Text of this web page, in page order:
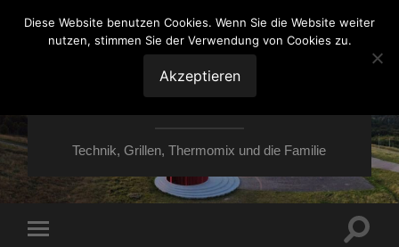
VON ESSEN ÜBER
HESSEN NACH
MOERS
Technik, Grillen, Thermomix und die Familie
Diese Website benutzen Cookies. Wenn Sie die Website weiter
nutzen, stimmen Sie der Verwendung von Cookies zu.
Akzeptieren